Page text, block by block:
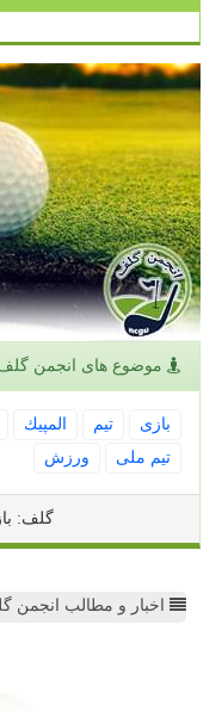
موضوع های انجمن
بازی تیم المپیك
تیم ملی
ورزش
گلف:
اخبار و مطالب انجمن